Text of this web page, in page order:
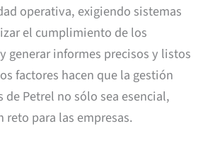
operativa, exigiendo sistemas
el cumplimiento de los
generar informes precisos y listos
factores hacen que la gestión
de Petrel no sólo sea esencial,
para las empresas.